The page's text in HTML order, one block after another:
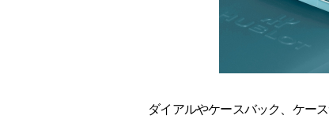
ダイアルやケースバック、ケー